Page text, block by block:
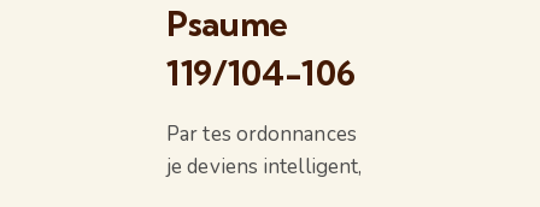
Psaume
119/104-106
Par tes ordonnances
je deviens intelligent,